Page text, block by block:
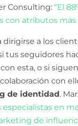
Consulting: “El
con atributos
dirigirse a los
tus seguidores
esta, o si
con
de identidad .
especialistas en
de